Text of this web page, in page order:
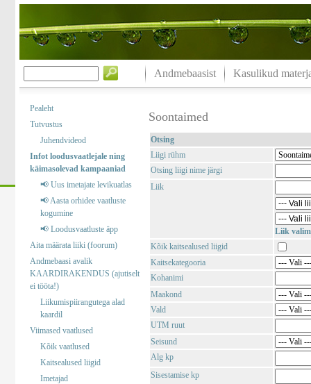
Andmebaasist Kasulikud
Pealeht
Tutvustus
Juhendvideod
Infot loodusvaatlejale ning
käimasolevad kampaaniad
📢 Uus imetajate levikuatlas
📢 Aasta orhidee vaatluste
kogumine
📢 Loodusvaatluste äpp
Aita määrata liiki (foorum)
Andmebaasi avalik
KAARDIRAKENDUS (ajutiselt
ei tööta!)
Liikumispiirangutega alad
kaardil
Viimased vaatlused
Kõik vaatlused
Kaitsealused liigid
Imetajad
Soontaimed
Otsing
Liigi rühm
Otsing liigi nime järgi
Liik
Liik
Kõik kaitsealused liigid
Kaitsekategooria
Kohanimi
Maakond
Vald
UTM ruut
Seisund
Alg kp
Sisestamise kp